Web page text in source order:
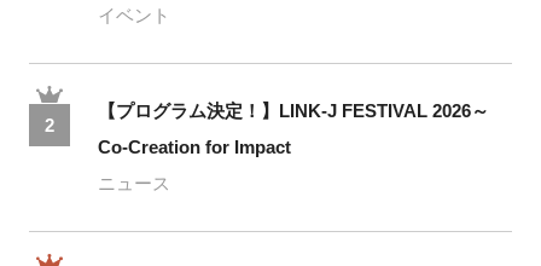
イベント
2
【プログラム決定！】LINK-J FESTIVAL 2026～
Co-Creation for Impact
ニュース